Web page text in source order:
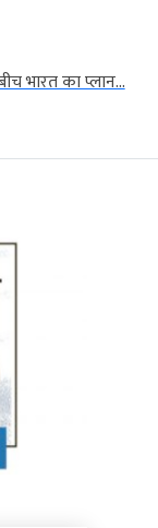
भारत का प्लान...